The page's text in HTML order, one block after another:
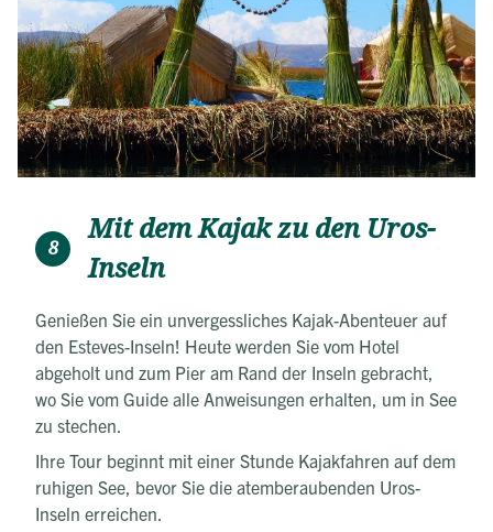
8
Mit dem Kajak zu den Uros-
Inseln
Genießen Sie ein unvergessliches Kajak-Abenteuer auf
den Esteves-Inseln! Heute werden Sie vom Hotel
abgeholt und zum Pier am Rand der Inseln gebracht,
wo Sie vom Guide alle Anweisungen erhalten, um in See
zu stechen.
Ihre Tour beginnt mit einer Stunde Kajakfahren auf dem
ruhigen See, bevor Sie die atemberaubenden Uros-
Inseln erreichen.